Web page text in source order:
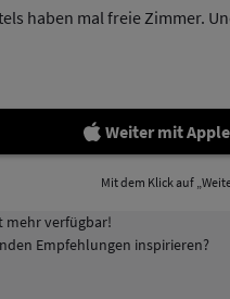
haben mal freie Zimmer.
Weiter mit Apple
Mit dem Klick auf
mehr verfügbar!
Empfehlungen inspirieren?